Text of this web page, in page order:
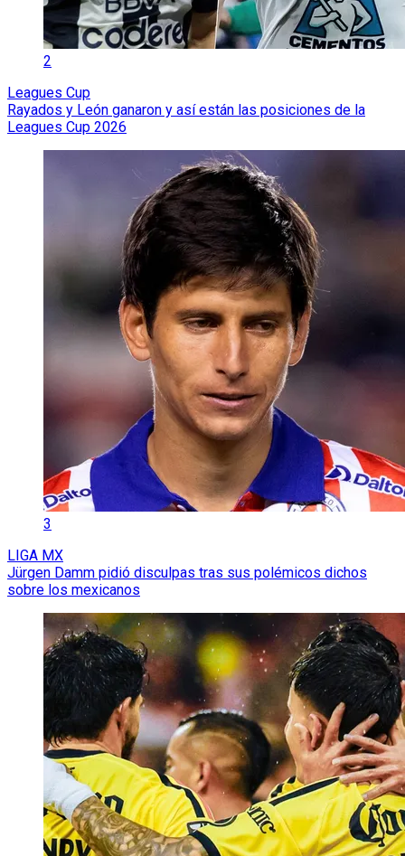
2
Leagues Cup
Rayados y León ganaron y así están las posiciones de la
Leagues Cup 2026
3
LIGA MX
Jürgen Damm pidió disculpas tras sus polémicos dichos
sobre los mexicanos